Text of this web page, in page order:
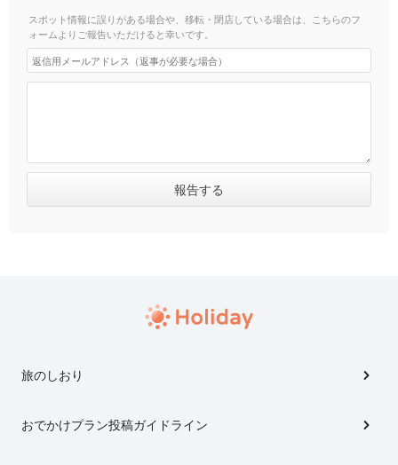
スポット情報に誤りがある場合や、移転・閉店している場合は、こちらのフ
ォームよりご報告いただけると幸いです。
旅のしおり
おでかけプラン投稿ガイドライン